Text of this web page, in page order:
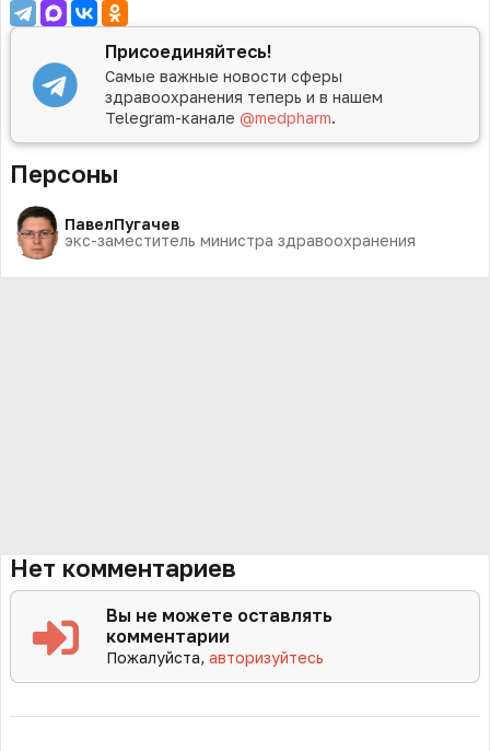
Присоединяйтесь!
Самые важные новости сферы
здравоохранения теперь и в нашем
Telegram-канале@medpharm.
Персоны
ПавелПугачев
экс-заместитель министра здравоохранения
Нет комментариев
Вы не можете оставлять
комментарии
Пожалуйста,авторизуйтесь